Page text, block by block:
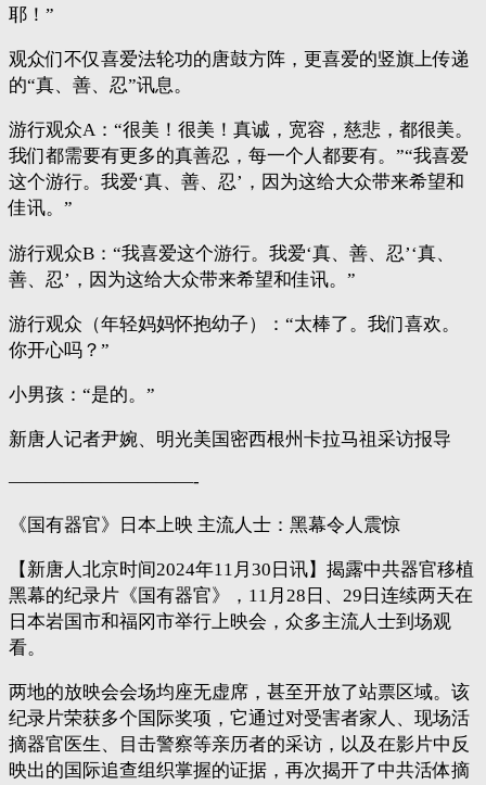
耶！”
观众们不仅喜爱法轮功的唐鼓方阵，更喜爱的竖旗上传递
的“真、善、忍”讯息。
游行观众A：“很美！很美！真诚，宽容，慈悲，都很美。
我们都需要有更多的真善忍，每一个人都要有。”“我喜爱
这个游行。我爱‘真、善、忍’，因为这给大众带来希望和
佳讯。”
游行观众B：“我喜爱这个游行。我爱‘真、善、忍’‘真、
善、忍’，因为这给大众带来希望和佳讯。”
游行观众（年轻妈妈怀抱幼子）：“太棒了。我们喜欢。
你开心吗？”
小男孩：“是的。”
新唐人记者尹婉、明光美国密西根州卡拉马祖采访报导
——————————-
《国有器官》日本上映 主流人士：黑幕令人震惊
【新唐人北京时间2024年11月30日讯】揭露中共器官移植
黑幕的纪录片《国有器官》，11月28日、29日连续两天在
日本岩国市和福冈市举行上映会，众多主流人士到场观
看。
两地的放映会会场均座无虚席，甚至开放了站票区域。该
纪录片荣获多个国际奖项，它通过对受害者家人、现场活
摘器官医生、目击警察等亲历者的采访，以及在影片中反
映出的国际追查组织掌握的证据，再次揭开了中共活体摘